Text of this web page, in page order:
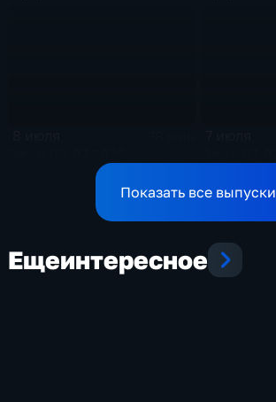
Показать все выпуски
Ещеинтересное